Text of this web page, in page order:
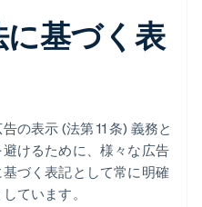
基づく表
の表示 (法第 11 条) 義務と
けるために、様々な広告
づく表記として常に明確
ています。